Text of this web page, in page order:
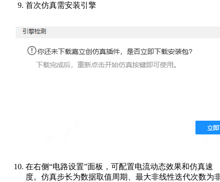
首次仿真需安装引擎
在右侧“电路设置”面板，可配置电流动态效果和仿真速
度。仿真步长为数据取值周期、最大非线性迭代次数为